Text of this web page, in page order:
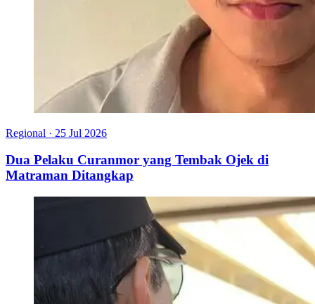
Regional · 25 Jul 2026
Dua Pelaku Curanmor yang Tembak Ojek di
Matraman Ditangkap